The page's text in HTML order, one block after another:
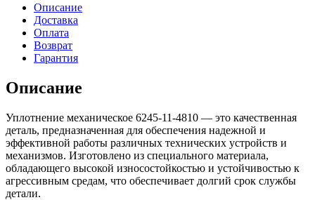
Описание
Доставка
Оплата
Возврат
Гарантия
Описание
Уплотнение механическое 6245-11-4810 — это качественная
деталь, предназначенная для обеспечения надежной и
эффективной работы различных технических устройств и
механизмов. Изготовлено из специального материала,
обладающего высокой износостойкостью и устойчивостью к
агрессивным средам, что обеспечивает долгий срок службы
детали.